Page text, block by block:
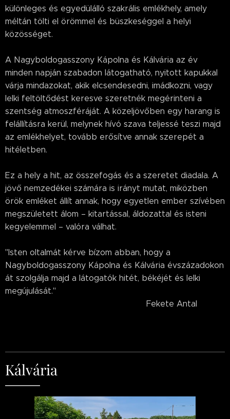
különleges és egyedülálló szakrális emlékhely, amely
méltán tölti el örömmel és büszkeséggel a helyi
közösséget.
A Nagyboldogasszony Kápolna és Kálvária az év
minden napján szabadon látogatható, nyitott kapukkal
várja mindazokat, akik elcsendesedni, imádkozni, vagy
lelki feltöltődést keresve szeretnék megérinteni a
szentség atmoszféráját. A közeljövőben egy harang is
felállításra kerül, melynek hívó szava teljessé teszi majd
az emlékhelyet, tovább erősítve annak szerepét a
hitéletben.
Ez a hely a hit, az összefogás és a szeretet diadala. A
jövő nemzedékei számára is irányt mutat, miközben
örök emléket állít annak, hogy egyetlen ember szívében
megszületett álom – kitartással, áldozattal és isteni
kegyelemmel – valóra válhat.
"Isten oltalmát kérve bízom abban, hogy a
Nagyboldogasszony Kápolna és Kálvária évszázadokon
át szolgálja majd a látogatók hitét, békéjét és lelki
megújulását."
Fekete Antal
Kálvária